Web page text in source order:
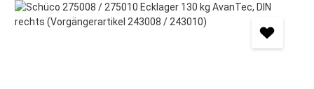
Skip image gallery